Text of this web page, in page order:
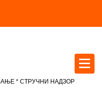
* СТРУЧНИ НАДЗОР